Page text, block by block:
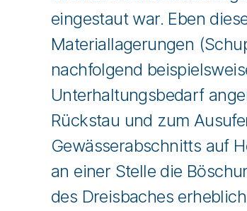
eingestaut war. Eben
Materiallagerungen
nachfolgend
Unterhaltungsbedarf
Rückstau und zum
Gewässerabschnitts auf
an einer Stelle die
des Dreisbaches